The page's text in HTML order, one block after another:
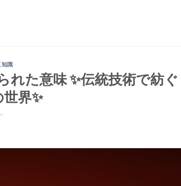
知識
た意味 ✨伝統技術で紡ぐ
界✨